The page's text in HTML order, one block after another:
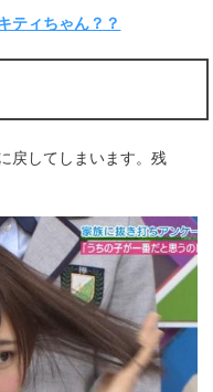
ティちゃん？？
戻してしまいます。残